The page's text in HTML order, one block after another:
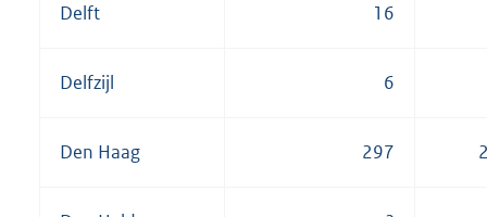
Delft 16
Delfzijl 6
Den Haag 297